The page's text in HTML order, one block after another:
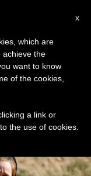
x
which are
achieve the
want to know
of the cookies,
a link or
the use of cookies.